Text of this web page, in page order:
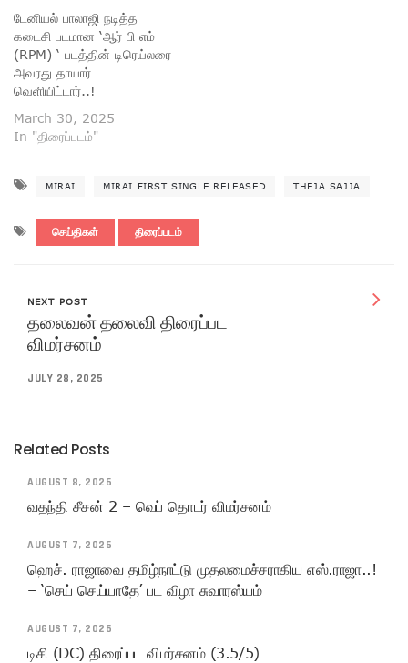
டேனியல் பாலாஜி நடித்த
கடைசி படமான ‘ஆர் பி எம்
(RPM) ‘ படத்தின் டிரெய்லரை
அவரது தாயார்
வெளியிட்டார்..!
March 30, 2025
In "திரைப்படம்"
MIRAI MIRAI FIRST SINGLE RELEASED THEJA SAJJA
செய்திகள் திரைப்படம்
NEXT POST
தலைவன் தலைவி திரைப்பட
விமர்சனம்
JULY 28, 2025
Related Posts
AUGUST 8, 2026
வதந்தி சீசன் 2 – வெப் தொடர் விமர்சனம்
AUGUST 7, 2026
ஹெச். ராஜாவை தமிழ்நாட்டு முதலமைச்சராகிய எஸ்.ராஜா..!
– ‘செய் செய்யாதே’ பட விழா சுவாரஸ்யம்
AUGUST 7, 2026
டிசி (DC) திரைப்பட விமர்சனம் (3.5/5)